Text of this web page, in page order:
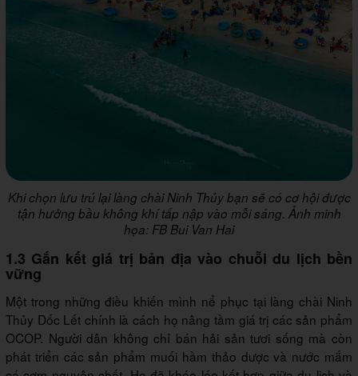
Khi chọn lưu trú lại làng chài Ninh Thủy bạn sẽ có cơ hội được
tận hưởng bầu không khí tấp nập vào mỗi sáng. Ảnh minh
họa: FB Bui Van Hai
1.3 Gắn kết giá trị bản địa vào chuỗi du lịch bền
vững
Một trong những điều khiến mình nể phục tại làng chài Ninh
Thủy Dốc Lết chính là cách họ nâng tầm giá trị các sản phẩm
OCOP. Người dân không chỉ bán hải sản tươi sống mà còn
phát triển các sản phẩm muối hầm thảo dược và nước mắm